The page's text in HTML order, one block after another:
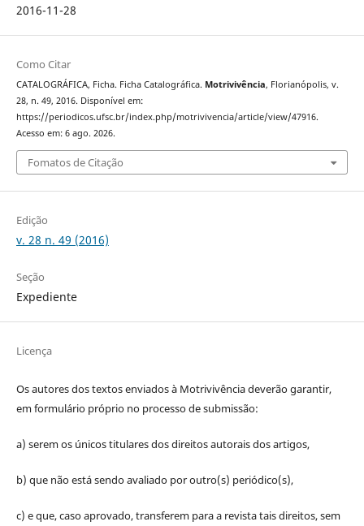
2016-11-28
Como Citar
CATALOGRÁFICA, Ficha. Ficha Catalográfica. Motrivivência, Florianópolis, v.
28, n. 49, 2016. Disponível em:
https://periodicos.ufsc.br/index.php/motrivivencia/article/view/47916.
Acesso em: 6 ago. 2026.
Fomatos de Citação
Edição
v. 28 n. 49 (2016)
Seção
Expediente
Licença
Os autores dos textos enviados à Motrivivência deverão garantir,
em formulário próprio no processo de submissão:
a) serem os únicos titulares dos direitos autorais dos artigos,
b) que não está sendo avaliado por outro(s) periódico(s),
c) e que, caso aprovado, transferem para a revista tais direitos, sem